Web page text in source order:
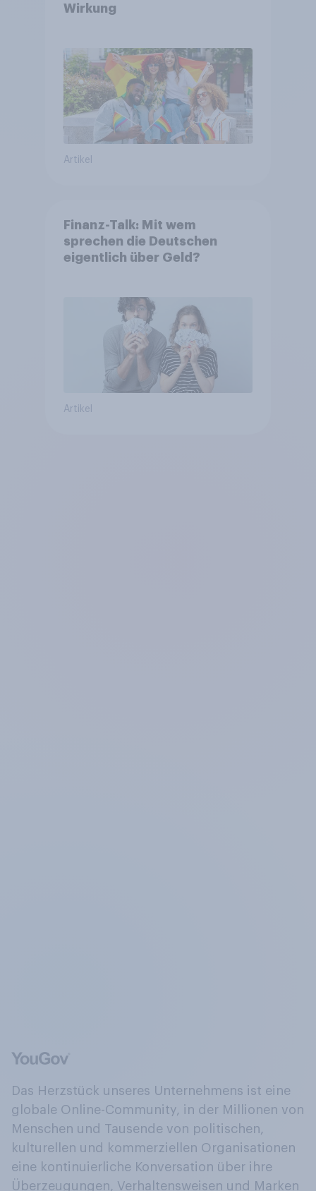
Wirkung
Artikel
Finanz-Talk: Mit wem
sprechen die Deutschen
eigentlich über Geld?
Artikel
Das Herzstück unseres Unternehmens ist eine
globale Online-Community, in der Millionen von
Menschen und Tausende von politischen,
kulturellen und kommerziellen Organisationen
eine kontinuierliche Konversation über ihre
Überzeugungen, Verhaltensweisen und Marken